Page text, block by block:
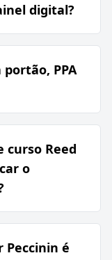
digital?
PPA
curso Reed
o
Peccinin é